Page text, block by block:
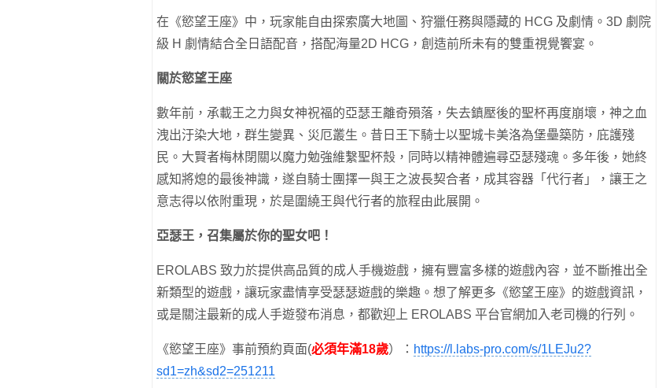
在《慾望王座》中，玩家能自由探索廣大地圖、狩獵任務與隱藏的 HCG 及劇情。3D 劇院
級 H 劇情結合全日語配音，搭配海量2D HCG，創造前所未有的雙重視覺饗宴。
關於慾望王座
數年前，承載王之力與女神祝福的亞瑟王離奇殞落，失去鎮壓後的聖杯再度崩壞，神之血
洩出汙染大地，群生變異、災厄叢生。昔日王下騎士以聖城卡美洛為堡壘築防，庇護殘
民。大賢者梅林閉關以魔力勉強維繫聖杯殼，同時以精神體遍尋亞瑟殘魂。多年後，她終
感知將熄的最後神識，遂自騎士團擇一與王之波長契合者，成其容器「代行者」，讓王之
意志得以依附重現，於是圍繞王與代行者的旅程由此展開。
亞瑟王，召集屬於你的聖女吧！
EROLABS 致力於提供高品質的成人手機遊戲，擁有豐富多樣的遊戲內容，並不斷推出全
新類型的遊戲，讓玩家盡情享受瑟瑟遊戲的樂趣。想了解更多《慾望王座》的遊戲資訊，
或是關注最新的成人手遊發布消息，都歡迎上 EROLABS 平台官網加入老司機的行列。
《慾望王座》事前預約頁面(必須年滿18歲）： https://l.labs-pro.com/s/1LEJu2?
sd1=zh&sd2=251211